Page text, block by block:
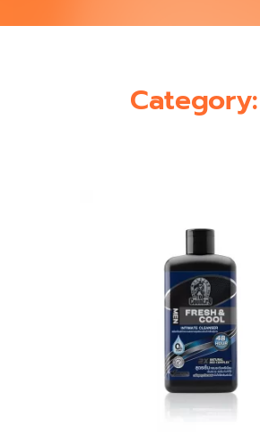
Category: